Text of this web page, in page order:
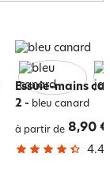
Essuie-mains
2 - bleu canard
à partir de 8,90 €
4.4